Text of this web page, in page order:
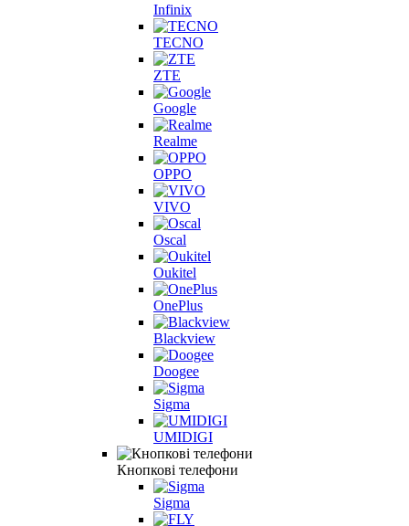
Infinix
TECNO
ZTE
Google
Realme
OPPO
VIVO
Oscal
Oukitel
OnePlus
Blackview
Doogee
Sigma
UMIDIGI
Кнопкові телефони
Sigma